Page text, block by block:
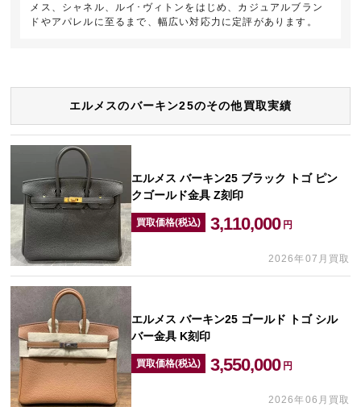
メス、シャネル、ルイ･ヴィトンをはじめ、カジュアルブラン
ドやアパレルに至るまで、幅広い対応力に定評があります。
エルメスのバーキン25のその他買取実績
エルメス バーキン25 ブラック トゴ ピン
クゴールド金具 Z刻印
買取価格(税込) 3,110,000 円
2026年07月買取
エルメス バーキン25 ゴールド トゴ シル
バー金具 K刻印
買取価格(税込) 3,550,000 円
2026年06月買取